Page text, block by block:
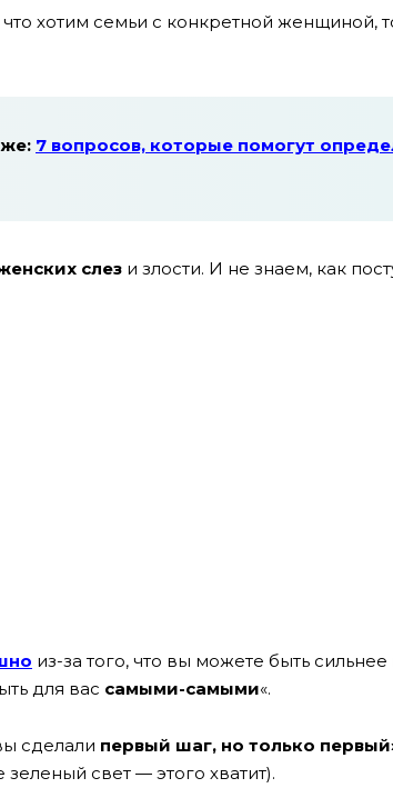
хотим семьи с конкретной женщиной,
7 вопросов, которые помогут
слез и злости. И не знаем, как
из-за того, что вы можете быть сильнее
для вас самыми-самыми«.
сделали первый шаг, но только
свет — этого хватит).